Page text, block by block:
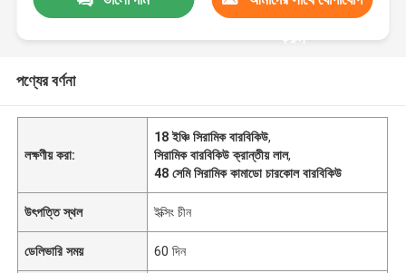
করুন
পণ্যের বর্ণনা
লক্ষণীয় করা:
18 ইঞ্চি সিরামিক বারবিকিউ,
সিরামিক বারবিকিউ ক্রান্তীয় লাল,
48 সেমি সিরামিক কামাডো চারকোল বারবিকিউ
উৎপত্তি স্থল ইক্সিং চীন
ডেলিভারি সময় 60 দিন